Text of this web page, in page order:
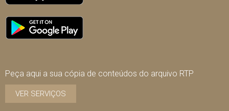
Peça aqui a sua cópia de conteúdos do arquivo RTP
VER SERVIÇOS